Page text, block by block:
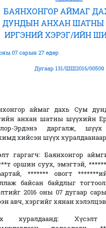
БАЯНХОНГОР АЙМАГ
ДУНДЫН АНХАН ШАТНЫ
ИРГЭНИЙ ХЭРЭГ/ИЙН
07 сарын 27 өдөр
Дугаар 131/ШШ2016/00509
аймаг дахь Сум
анхан шатны шүүхийн
Эрдэнэ даргалж, шүүх
хийсэн шүүх хуралдаанаар
гаргагч: Баянхонгор
оршин суух, эмэгтэй,
******* овогт
байсан байдлыг
2016 оны 07 дугаар
авч, хэргийг хянан
хуралдаанд: Хүсэлт